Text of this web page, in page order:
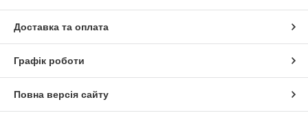
Доставка та оплата
Графік роботи
Повна версія сайту